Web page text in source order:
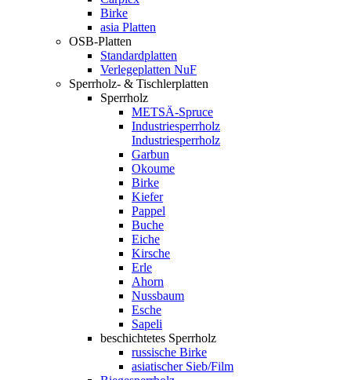
Birke
asia Platten
OSB-Platten
Standardplatten
Verlegeplatten NuF
Sperrholz- & Tischlerplatten
Sperrholz
METSÄ-Spruce
Industriesperrholz
Industriesperrholz
Garbun
Okoume
Birke
Kiefer
Pappel
Buche
Eiche
Kirsche
Erle
Ahorn
Nussbaum
Esche
Sapeli
beschichtetes Sperrholz
russische Birke
asiatischer Sieb/Film